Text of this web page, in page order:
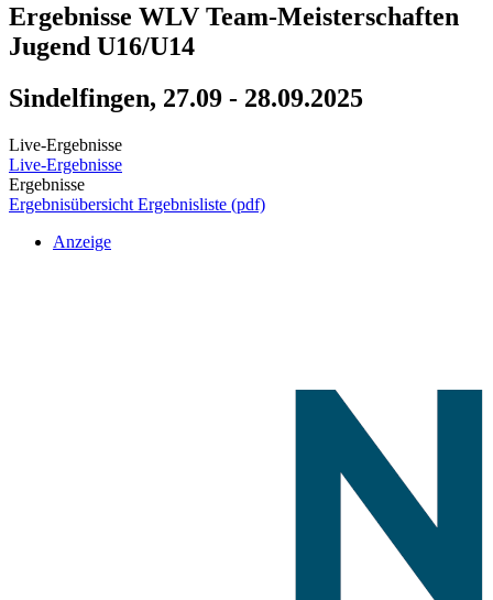
Ergebnisse WLV Team-Meisterschaften
Jugend U16/U14
Sindelfingen, 27.09 - 28.09.2025
Live-Ergebnisse
Live-Ergebnisse
Ergebnisse
Ergebnisübersicht Ergebnisliste (pdf)
Anzeige